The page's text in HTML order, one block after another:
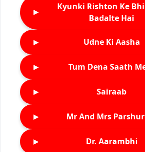
►
Kyunki Rishton Ke
Badalte Hai
► Udne Ki Aasha
► Tum Dena Saath
► Sairaab
► Mr And Mrs
► Dr. Aarambhi